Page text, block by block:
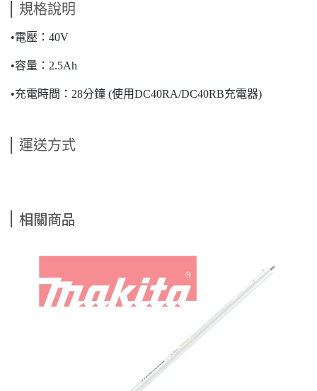
規格說明
•電壓：40V
•容量：2.5Ah
•充電時間：28分鐘 (使用DC40RA/DC40RB充電器)
運送方式
相關商品